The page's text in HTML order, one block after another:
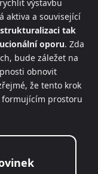
výstavbu
aktiva a související
tak
oporu. Zda
bude záležet na
obnovit
že tento krok
prostoru